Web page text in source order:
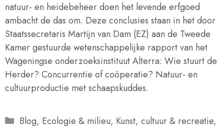
natuur- en heidebeheer doen het levende erfgoed
ambacht de das om. Deze conclusies staan in het door
Staatssecretaris Martijn van Dam (EZ) aan de Tweede
Kamer gestuurde wetenschappelijke rapport van het
Wageningse onderzoeksinstituut Alterra: Wie stuurt de
Herder? Concurrentie of coöperatie? Natuur- en
cultuurproductie met schaapskuddes.
Categorieën
Blog, Ecologie & milieu, Kunst, cultuur & recreatie,